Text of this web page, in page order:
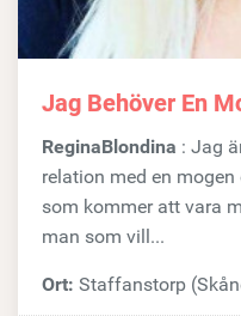
Jag Behöver En
ReginaBlondina : Jag
relation med en
som kommer att vara
man som vill...
Ort: Staffanstorp